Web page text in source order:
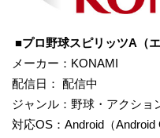
■プロ野球スピリッツA（エ
メーカー：KONAMI
配信日： 配信中
ジャンル：野球・アクショ
対応OS：Android（